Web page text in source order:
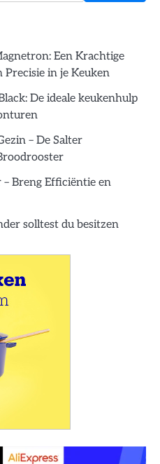
Een Krachtige
Precisie in je Keuken
De ideale keukenhulp
– De Salter
– Breng Efficiëntie en
solltest du besitzen